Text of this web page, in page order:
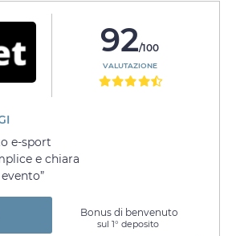
92/100
VALUTAZIONE
e-sport
e chiara
Bonus di benvenuto
sul 1° deposito